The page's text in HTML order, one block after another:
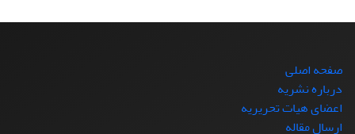
صفحه اصلی
درباره نشریه
اعضای هیات تحریریه
ارسال مقاله